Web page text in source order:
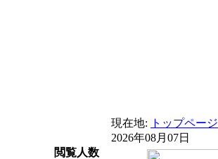
現在地: トップページ
2026年08月07日
閲覧人数